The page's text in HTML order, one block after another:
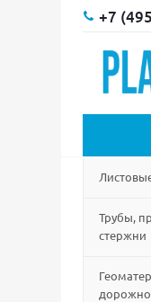
+7
Трубы,
стержни